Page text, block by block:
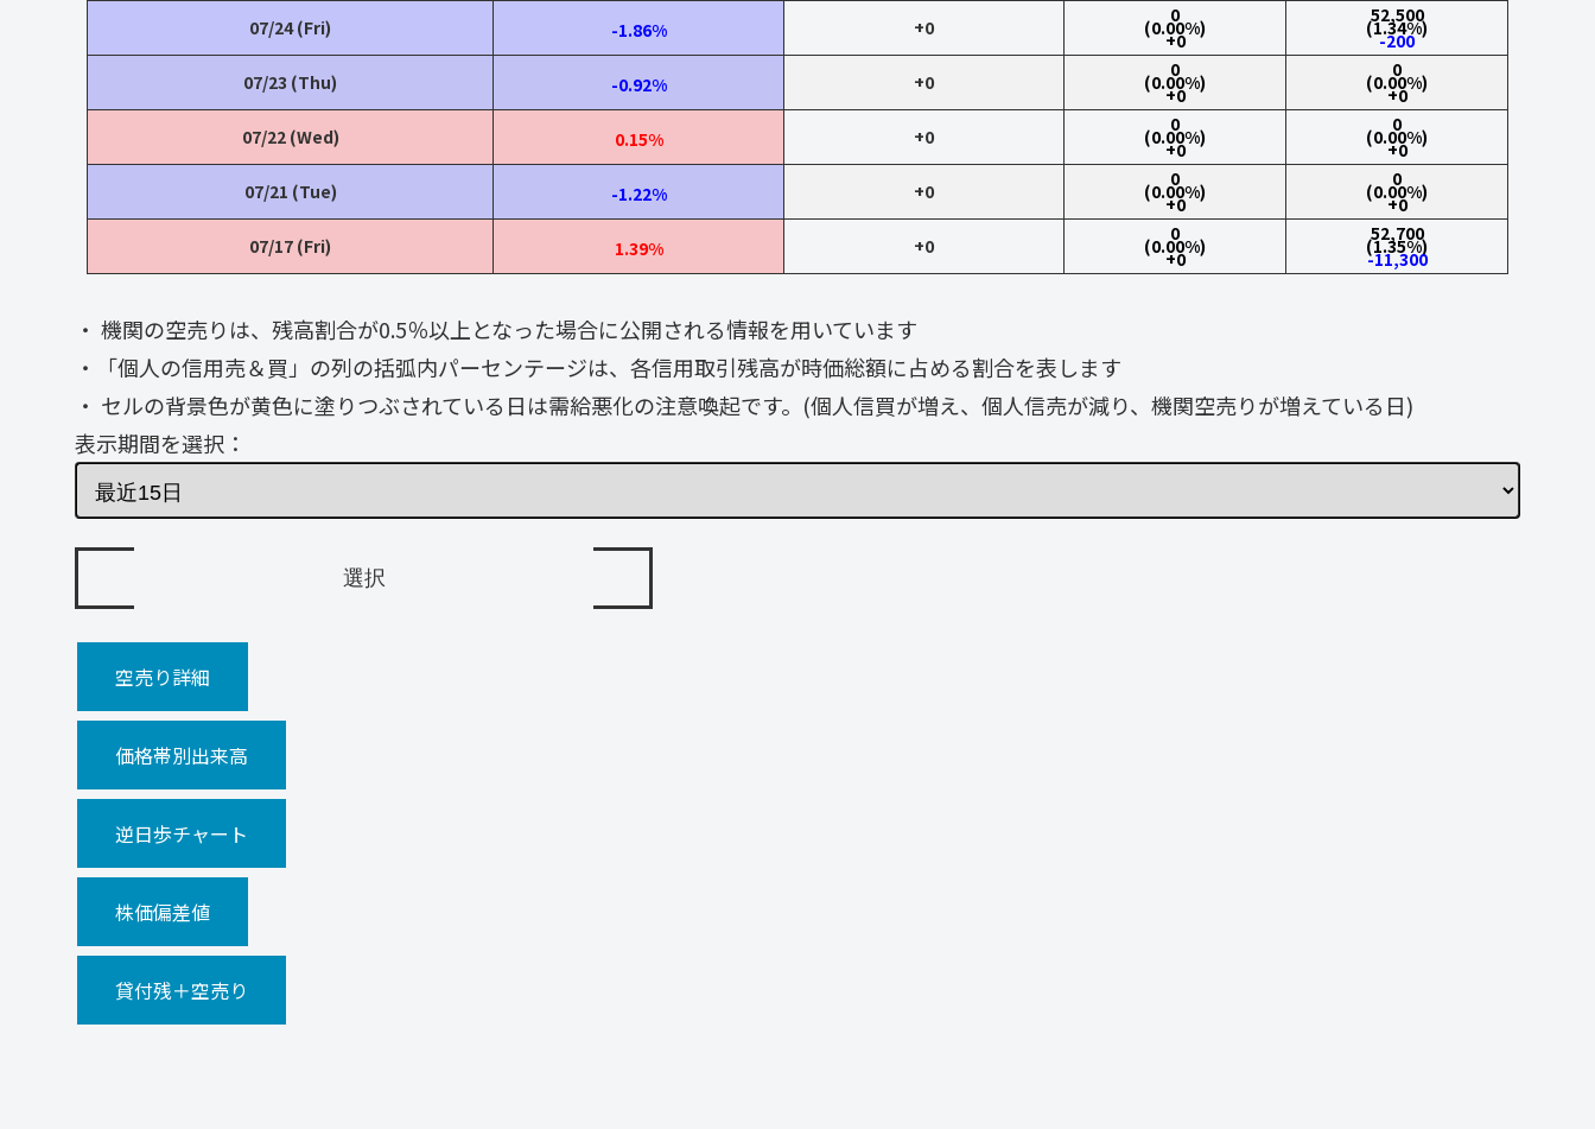
07/24 (Fri)
-1.86% +0
0
(0.00%)
+0
52,500
(1.34%)
-200
07/23 (Thu)
-0.92% +0
0
(0.00%)
+0
0
(0.00%)
+0
07/22 (Wed)
0.15% +0
0
(0.00%)
+0
0
(0.00%)
+0
07/21 (Tue)
-1.22% +0
0
(0.00%)
+0
0
(0.00%)
+0
07/17 (Fri)
1.39% +0
0
(0.00%)
+0
52,700
(1.35%)
-11,300
・ 機関の空売りは、残高割合が0.5％以上となった場合に公開される情報を用いています
・「個人の信用売＆買」の列の括弧内パーセンテージは、各信用取引残高が時価総額に占める割合を表します
・ セルの背景色が黄色に塗りつぶされている日は需給悪化の注意喚起です。(個人信買が増え、個人信売が減り、機関空売りが増えている日)
表示期間を選択：
空売り詳細
価格帯別出来高
逆日歩チャート
株価偏差値
貸付残＋空売り